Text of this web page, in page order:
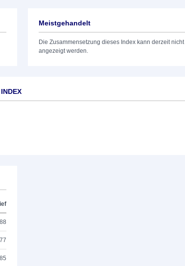
Meistgehandelt
Die Zusammensetzung dieses Index kann derzeit nicht
angezeigt werden.